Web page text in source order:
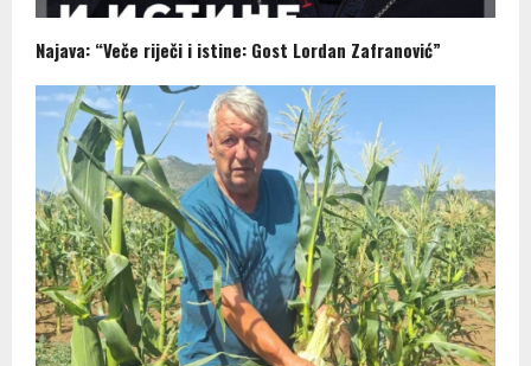
Najava: “Veče riječi i istine: Gost Lordan Zafranović”